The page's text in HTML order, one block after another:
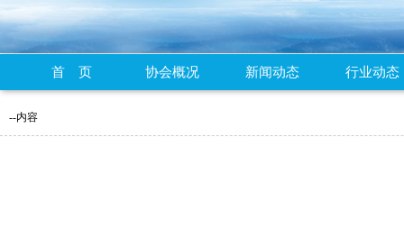
首 页 协会概况 新闻动态 行业动态
--内容